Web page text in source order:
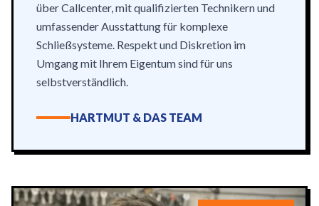
über Callcenter, mit qualifizierten Technikern und
umfassender Ausstattung für komplexe
Schließsysteme. Respekt und Diskretion im
Umgang mit Ihrem Eigentum sind für uns
selbstverständlich.
HARTMUT & DAS TEAM